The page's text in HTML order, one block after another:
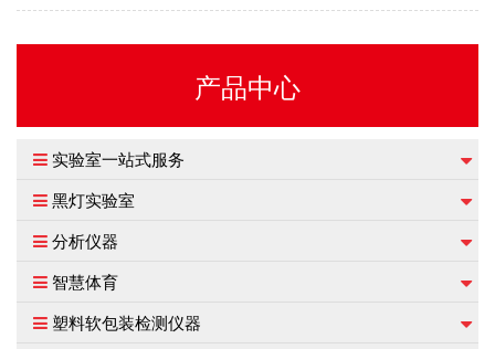
产品中心
实验室一站式服务
黑灯实验室
分析仪器
智慧体育
塑料软包装检测仪器